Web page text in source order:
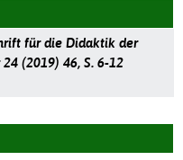
für die Didaktik der
(2019) 46, S. 6-12